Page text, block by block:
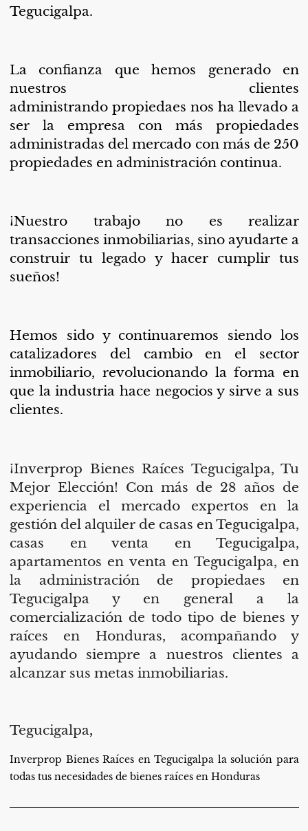
Tegucigalpa.
La confianza que hemos generado en
nuestros clientes
administrando propiedaes nos ha llevado a
ser la empresa con más propiedades
administradas del mercado con más de 250
propiedades en administración continua.
¡Nuestro trabajo no es realizar
transacciones inmobiliarias, sino ayudarte a
construir tu legado y hacer cumplir tus
sueños!
Hemos sido y continuaremos siendo los
catalizadores del cambio en el sector
inmobiliario, revolucionando la forma en
que la industria hace negocios y sirve a sus
clientes.
¡Inverprop Bienes Raíces Tegucigalpa, Tu
Mejor Elección! Con más de 28 años de
experiencia el mercado expertos en la
gestión del alquiler de casas en Tegucigalpa,
casas en venta en Tegucigalpa,
apartamentos en venta en Tegucigalpa, en
la administración de propiedaes en
Tegucigalpa y en general a la
comercialización de todo tipo de bienes y
raíces en Honduras, acompañando y
ayudando siempre a nuestros clientes a
alcanzar sus metas inmobiliarias.
Tegucigalpa,
Inverprop Bienes Raíces en Tegucigalpa la solución para
todas tus necesidades de bienes raíces en Honduras